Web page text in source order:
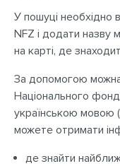
У пошуці необхідно
NFZ і додати назву
на карті, де
За допомогою можна
Національного
українською мовою
можете отримати
де знайти